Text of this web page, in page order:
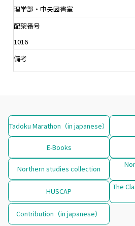
理学部・中央図書室
配架番号
1016
備考
Tadoku Marathon（in japanese）
E-Books
Northern studies collection
HUSCAP
The
Contribution（in japanese）